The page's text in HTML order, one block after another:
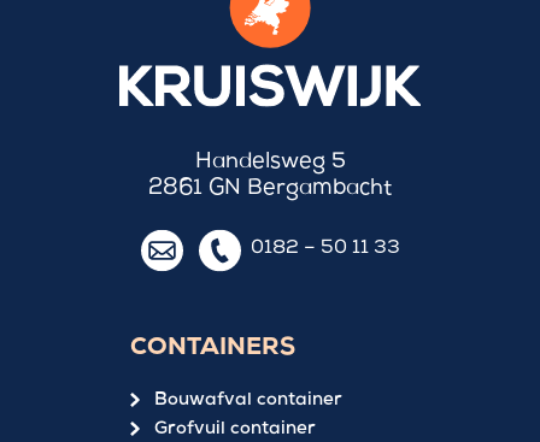
Handelsweg 5
2861 GN Bergambacht
0182 – 50 11 33
CONTAINERS
Bouwafval container
Grofvuil container